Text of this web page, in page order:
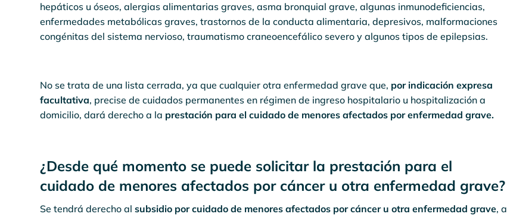
hepáticos u óseos, alergias alimentarias graves, asma bronquial grave, algunas inmunodeficiencias,
enfermedades metabólicas graves, trastornos de la conducta alimentaria, depresivos, malformaciones
congénitas del sistema nervioso, traumatismo craneoencefálico severo y algunos tipos de epilepsias.
No se trata de una lista cerrada, ya que cualquier otra enfermedad grave que, por indicación expresa
facultativa, precise de cuidados permanentes en régimen de ingreso hospitalario u hospitalización a
domicilio, dará derecho a la prestación para el cuidado de menores afectados por enfermedad grave.
¿Desde qué momento se puede solicitar la prestación para el
cuidado de menores afectados por cáncer u otra enfermedad grave?
Se tendrá derecho al subsidio por cuidado de menores afectados por cáncer u otra enfermedad grave, a